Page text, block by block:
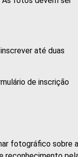
até duas
de inscrição
fotográfico sobre a